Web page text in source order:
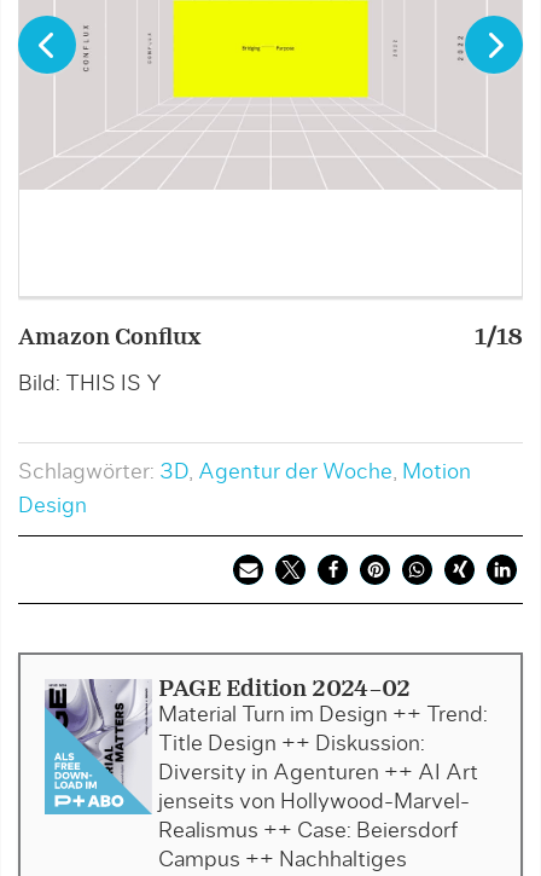
Amazon Conflux
Bild: THIS IS Y
1/18
Schlagwörter: 3D Agentur der Woche
Motion
Design
PAGE Edition 2024-02
Material Turn im Design ++ Trend:
Title Design ++ Diskussion:
Diversity in Agenturen ++ AI Art
jenseits von Hollywood-Marvel-
Realismus ++ Case: Beiersdorf
Campus ++ Nachhaltiges